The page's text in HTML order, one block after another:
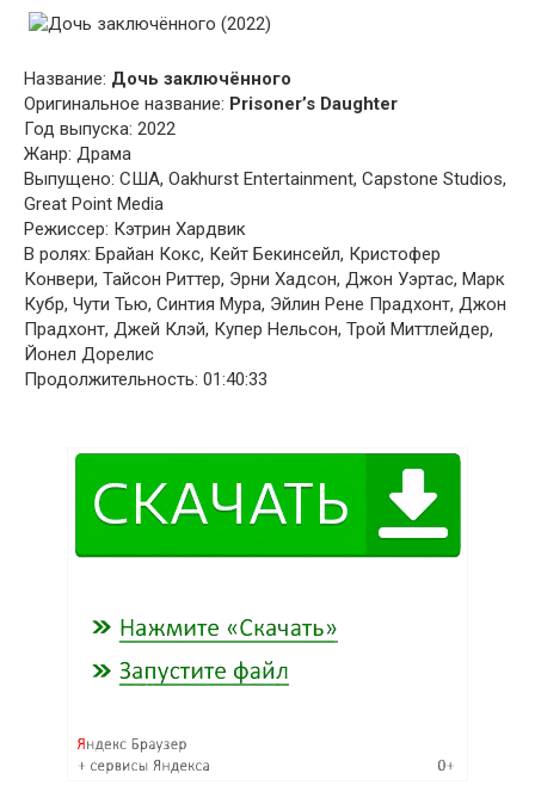
Название: Дочь заключённого
Оригинальное название: Prisoner’s Daughter
Год выпуска: 2022
Жанр: Драма
Выпущено: США, Oakhurst Entertainment, Capstone Studios,
Great Point Media
Режиссер: Кэтрин Хардвик
В ролях: Брайан Кокс, Кейт Бекинсейл, Кристофер
Конвери, Тайсон Риттер, Эрни Хадсон, Джон Уэртас, Марк
Кубр, Чути Тью, Синтия Мура, Эйлин Рене Прадхонт, Джон
Прадхонт, Джей Клэй, Купер Нельсон, Трой Миттлейдер,
Йонел Дорелис
Продолжительность: 01:40:33